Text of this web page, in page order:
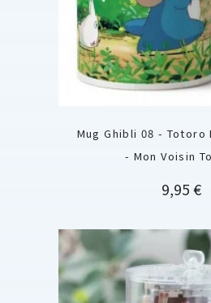
Mug Ghibli 08 - Totoro
- Mon Voisin
Prix
9,95 €